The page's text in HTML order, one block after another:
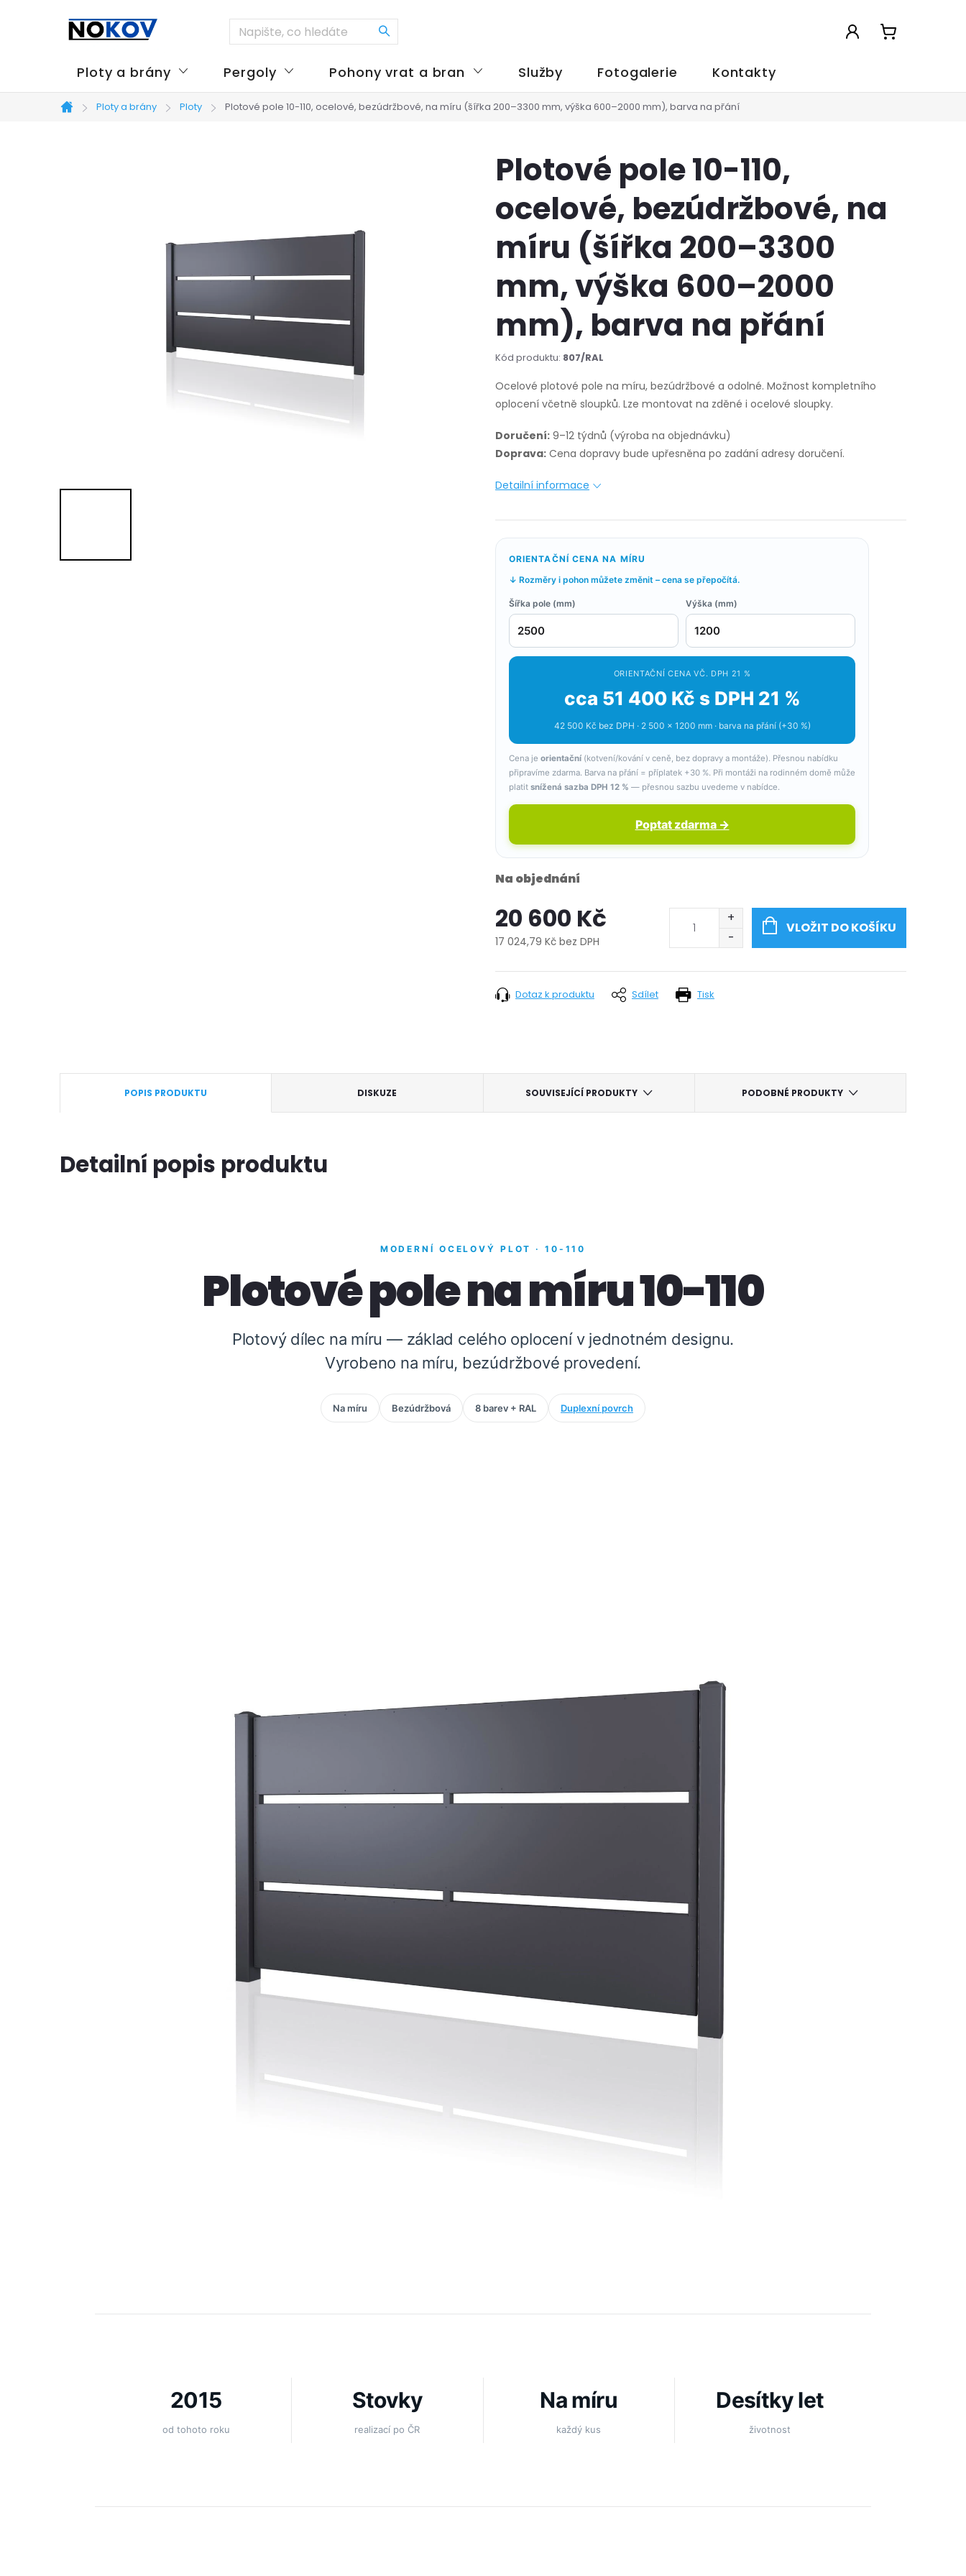
KOŠÍK
Ploty a brány Pergoly Pohony vrat a bran Služby Fotogalerie Kontakty
Domů
Ploty a brány Ploty Plotové pole 10-110, ocelové, bezúdržbové, na míru (šířka 200–3300 mm, výška 600–2000 mm), barva na přání
Plotové pole 10-110,
ocelové, bezúdržbové, na
míru (šířka 200–3300
mm, výška 600–2000
mm), barva na přání
Kód produktu: 807/RAL
Ocelové plotové pole na míru, bezúdržbové a odolné. Možnost kompletního
oplocení včetně sloupků. Lze montovat na zděné i ocelové sloupky.
Doručení: 9–12 týdnů (výroba na objednávku)
Doprava: Cena dopravy bude upřesněna po zadání adresy doručení.
Detailní informace
ORIENTAČNÍ CENA NA MÍRU
↓ Rozměry i pohon můžete změnit – cena se přepočítá.
Šířka pole (mm) Výška (mm)
ORIENTAČNÍ CENA VČ. DPH 21 %
cca 51 400 Kč s DPH 21 %
42 500 Kč bez DPH · 2 500 × 1200 mm · barva na přání (+30 %)
Cena je orientační (kotvení/kování v ceně, bez dopravy a montáže). Přesnou nabídku
připravíme zdarma. Barva na přání = příplatek +30 %. Při montáži na rodinném domě může
platit snížená sazba DPH 12 % — přesnou sazbu uvedeme v nabídce.
Poptat zdarma →
Na objednání
20 600 Kč
17 024,79 Kč bez DPH
cena:
VLOŽIT DO KOŠÍKU
Tisk
Dotaz k produktu Sdílet
POPIS PRODUKTU DISKUZE SOUVISEJÍCÍ PRODUKTY PODOBNÉ PRODUKTY
Detailní popis produktu
MODERNÍ OCELOVÝ PLOT · 10-110
Plotové pole na míru 10-110
Plotový dílec na míru — základ celého oplocení v jednotném designu.
Vyrobeno na míru, bezúdržbové provedení.
Na míru Bezúdržbová 8 barev + RAL Duplexní povrch
2015
od tohoto roku
Stovky
realizací po ČR
Na míru
každý kus
Desítky let
životnost